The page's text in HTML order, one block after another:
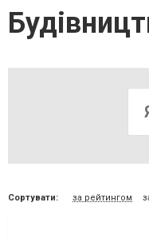
Сортувати: за рейтингом